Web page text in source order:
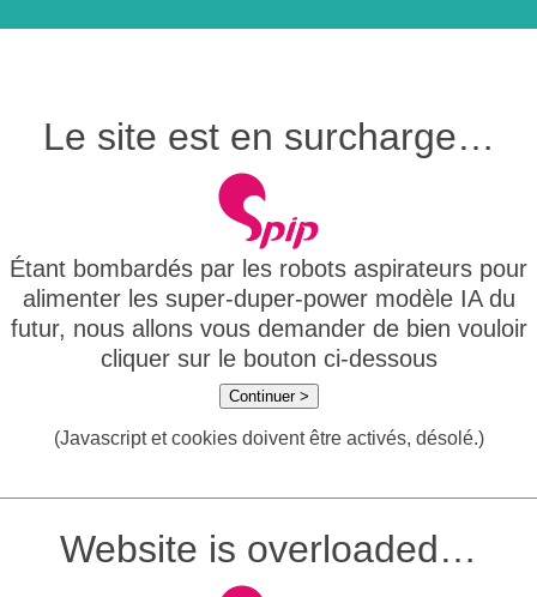
Le site est en surcharge…
Étant bombardés par les robots aspirateurs pour
alimenter les super-duper-power modèle IA du
futur, nous allons vous demander de bien vouloir
cliquer sur le bouton ci-dessous
Continuer >
(Javascript et cookies doivent être activés, désolé.)
Website is overloaded…